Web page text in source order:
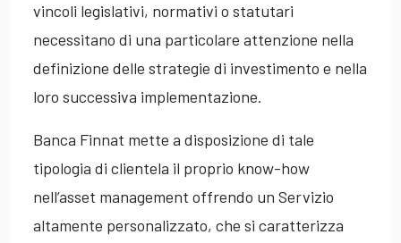
vincoli legislativi, normativi o statutari
necessitano di una particolare attenzione nella
definizione delle strategie di investimento e nella
loro successiva implementazione.
Banca Finnat mette a disposizione di tale
tipologia di clientela il proprio know-how
nell’asset management offrendo un Servizio
altamente personalizzato, che si caratterizza